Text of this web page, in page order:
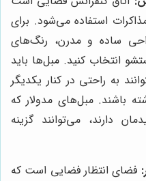
استفاده می‌شود. برای
ساده و مدرن، رنگ‌های
انتخاب کنید. مبل‌ها باید
به راحتی در کنار یکدیگر
باشند. مبل‌های مدولار که
دارند، می‌توانند گزینه
فضای انتظار فضایی است که